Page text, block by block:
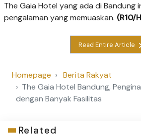
The Gaia Hotel yang ada di Bandung
pengalaman yang memuaskan. (R10/
Read Entire Article
Homepage
Berita Rakyat
The Gaia Hotel Bandung,
dengan Banyak Fasilitas
Related